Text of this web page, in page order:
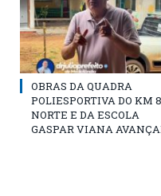
OBRAS DA QUADRA
POLIESPORTIVA DO KM
NORTE E DA ESCOLA
GASPAR VIANA